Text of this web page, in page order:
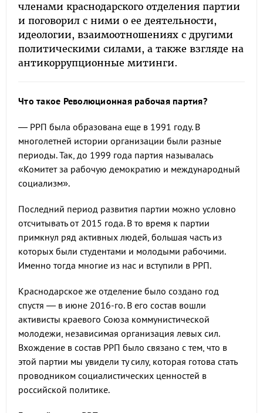
членами краснодарского отделения партии
и поговорил с ними о ее деятельности,
идеологии, взаимоотношениях с другими
политическими силами, а также взгляде на
антикоррупционные митинги.
Что такое Революционная рабочая партия?
— РРП была образована еще в 1991 году. В
многолетней истории организации были разные
периоды. Так, до 1999 года партия называлась
«Комитет за рабочую демократию и международный
социализм».
Последний период развития партии можно условно
отсчитывать от 2015 года. В то время к партии
примкнул ряд активных людей, большая часть из
которых были студентами и молодыми рабочими.
Именно тогда многие из нас и вступили в РРП.
Краснодарское же отделение было создано год
спустя — в июне 2016-го. В его состав вошли
активисты краевого Союза коммунистической
молодежи, независимая организация левых сил.
Вхождение в состав РРП было связано с тем, что в
этой партии мы увидели ту силу, которая готова стать
проводником социалистических ценностей в
российской политике.